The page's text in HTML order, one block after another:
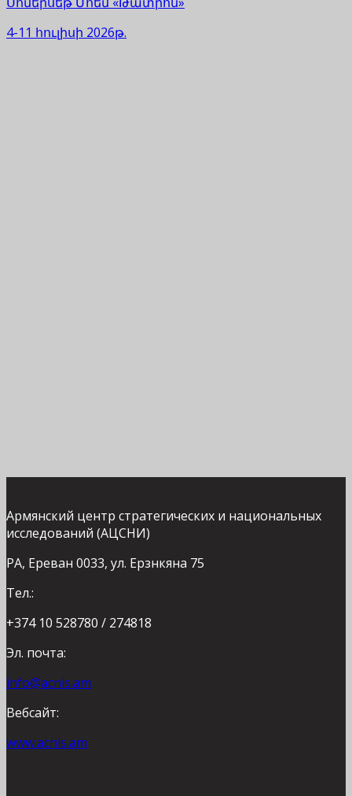
4-11 հուլիսի 2026թ.
Армянский центр стратегических и национальных
исследований (АЦСНИ)
РА, Ереван 0033, ул. Ерзнкяна 75
Тел.:
+374 10 528780 / 274818
Эл. почта:
info@acnis.am
Вебсайт:
www.acnis.am